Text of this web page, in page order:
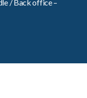
/ Back office –